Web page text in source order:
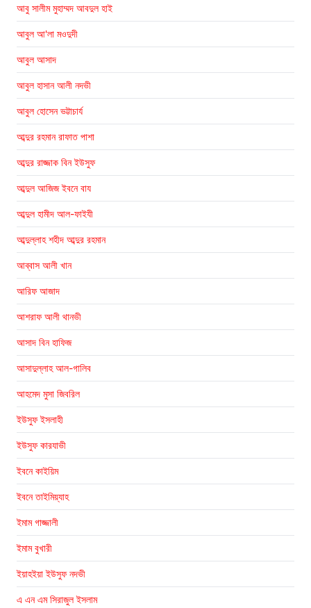
আবু সালীম মুহাম্মদ আবদুল হাই
আবুল আ'লা মওদুদী
আবুল আসাদ
আবুল হাসান আলী নদভী
আবুল হোসেন ভট্টাচার্য
আব্দুর রহমান রাফাত পাশা
আব্দুর রাজ্জাক বিন ইউসুফ
আব্দুল আজিজ ইবনে বায
আব্দুল হামীদ আল-ফাইযী
আব্দুল্লাহ শহীদ আব্দুর রহমান
আব্বাস আলী খান
আরিফ আজাদ
আশরাফ আলী থানভী
আসাদ বিন হাফিজ
আসাদুল্লাহ আল-গালিব
আহমেদ মুসা জিবরিল
ইউসুফ ইসলাহী
ইউসুফ কারযাভী
ইবনে কাইয়িম
ইবনে তাইমিয়্যাহ
ইমাম গাজ্জালী
ইমাম বুখারী
ইয়াহইয়া ইউসুফ নদভী
এ এন এম সিরাজুল ইসলাম